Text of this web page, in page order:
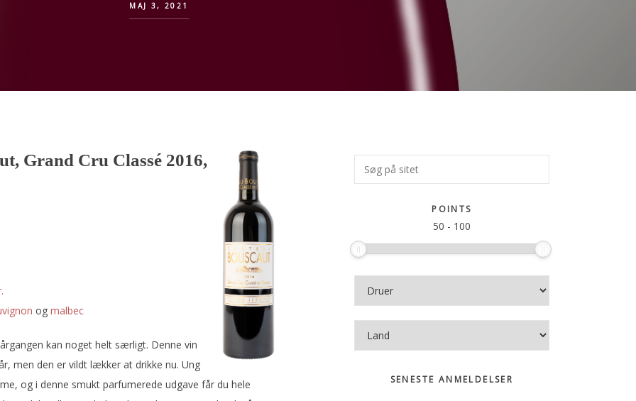
MAJ 3, 2021
Grand Cru Classé 2016,
og malbec
kan noget helt særligt. Denne vin
men den er vildt lækker at drikke nu. Ung
og i denne smukt parfumerede udgave får du hele
Primær
Sidebar
Søg
på
POINTS
50 - 100
SENESTE ANMELDELSER